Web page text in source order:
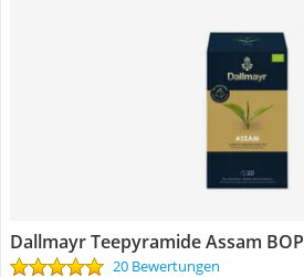
Dallmayr Teepyramide Assam BOP
20 Bewertungen